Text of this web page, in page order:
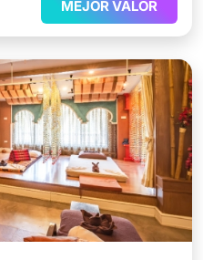
MEJOR VALOR